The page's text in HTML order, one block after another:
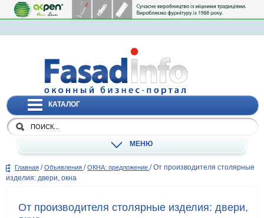
КАТАЛОГ
МЕНЮ
Главная / Объявления / ОКНА: предложение / От производителя столярные
изделия: двери, окна
От производителя столярные изделия: двери,